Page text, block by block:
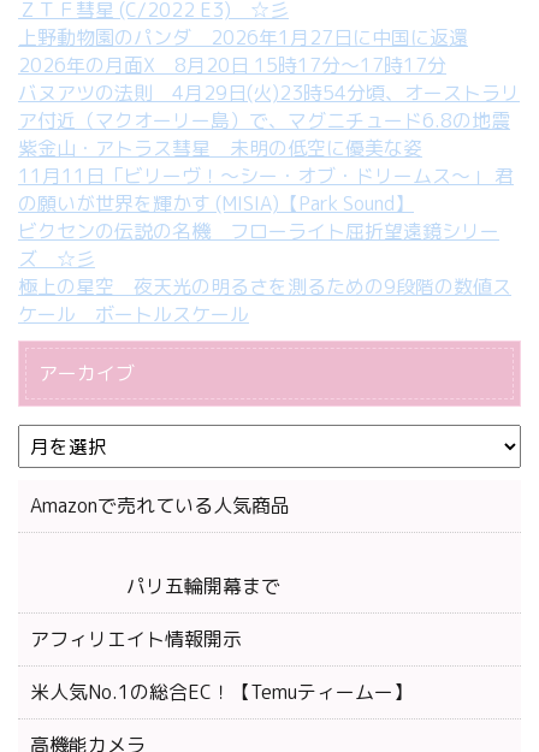
ＺＴＦ彗星 (C/2022 E3) ☆彡
上野動物園のパンダ 2026年1月27日に中国に返還
2026年の月面X 8月20日 15時17分～17時17分
バヌアツの法則 4月29日(火)23時54分頃、オーストラリ
ア付近（マクオーリー島）で、マグニチュード6.8の地震
紫金山・アトラス彗星 未明の低空に優美な姿
11月11日「ビリーヴ！～シー・オブ・ドリームス～」 君
の願いが世界を輝かす (MISIA)【Park Sound】
ビクセンの伝説の名機 フローライト屈折望遠鏡シリー
ズ ☆彡
極上の星空 夜天光の明るさを測るための9段階の数値ス
ケール ボートルスケール
アーカイブ
Amazonで売れている人気商品
パリ五輪開幕まで
アフィリエイト情報開示
米人気No.1の総合EC！【Temuティームー】
高機能カメラ